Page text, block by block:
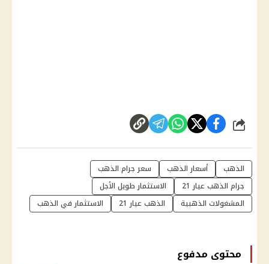
شارك
الذهب أسعار الذهب
سعر جرام الذهب
جرام الذهب عيار 21
الاستثمار طويل الأجل
المشغولات الذهبية
الذهب عيار 21 الاستثمار في الذهب
محتوى مدفوع